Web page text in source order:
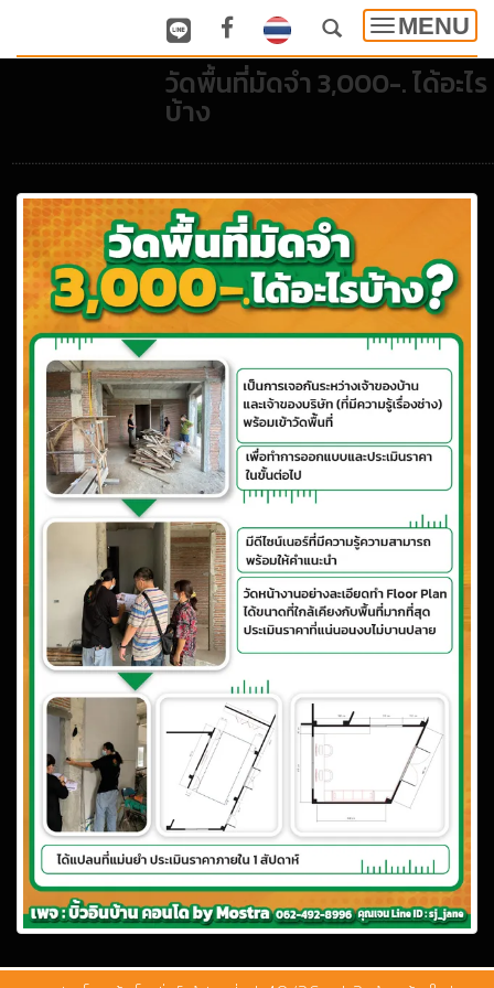
Toggle
MENU
วัดพื้นที่มัดจำ 3,000-. ได้อะไร
บ้าง